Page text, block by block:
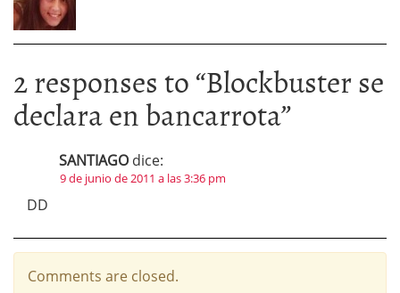
2 responses to “Blockbuster se
declara en bancarrota”
SANTIAGO dice:
9 de junio de 2011 a las 3:36 pm
DD
Comments are closed.